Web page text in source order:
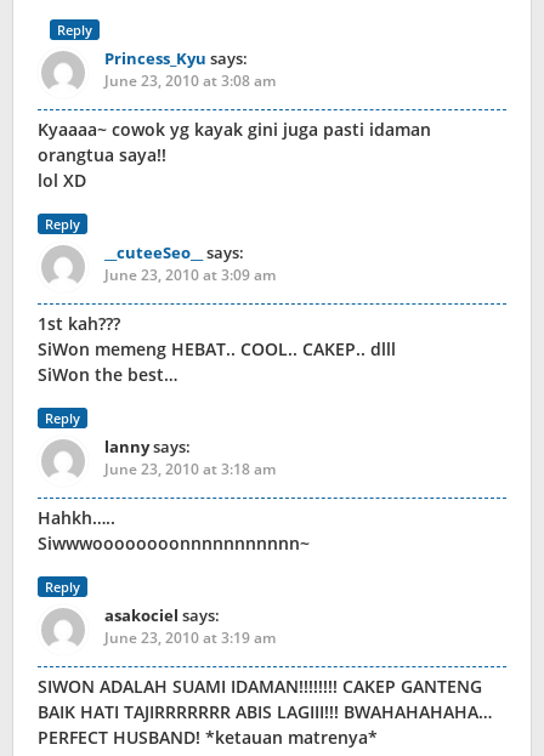
Reply
Princess_Kyu says:
June 23, 2010 at 3:08 am
Kyaaaa~ cowok yg kayak gini juga pasti idaman
orangtua saya!!
lol XD
Reply
__cuteeSeo__ says:
June 23, 2010 at 3:09 am
1st kah???
SiWon memeng HEBAT.. COOL.. CAKEP.. dlll
SiWon the best…
Reply
lannysays:
June 23, 2010 at 3:18 am
Hahkh…..
Siwwwoooooooonnnnnnnnnnn~
Reply
asakociel says:
June 23, 2010 at 3:19 am
SIWON ADALAH SUAMI IDAMAN!!!!!!!! CAKEP GANTENG
BAIK HATI TAJIRRRRRRR ABIS LAGIII!!! BWAHAHAHAHA…
PERFECT HUSBAND! *ketauan matrenya*